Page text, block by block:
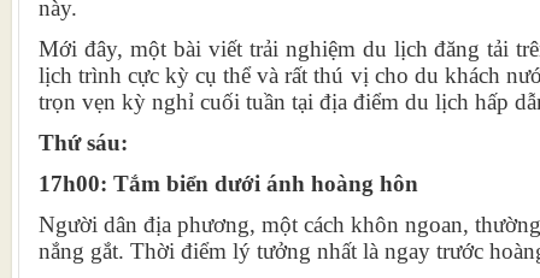
này.
Mới đây, một bài viết trải nghiệm du lịch đăng tải
lịch trình cực kỳ cụ thể và rất thú vị cho du khách
trọn vẹn kỳ nghỉ cuối tuần tại địa điểm du lịch hấp
Thứ sáu:
17h00: Tắm biển dưới ánh hoàng hôn
Người dân địa phương, một cách khôn ngoan,
nắng gắt. Thời điểm lý tưởng nhất là ngay trước